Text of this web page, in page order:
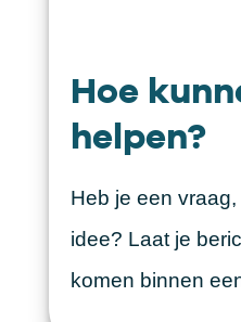
Hoe
helpen?
Heb je een
idee? Laat je
komen binnen